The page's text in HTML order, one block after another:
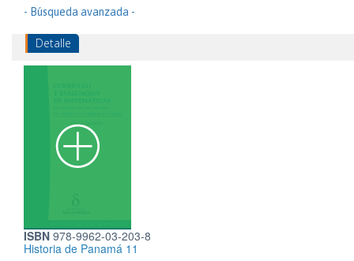
- Búsqueda avanzada -
Detalle
ISBN 978-9962-03-203-8
Historia de Panamá 11